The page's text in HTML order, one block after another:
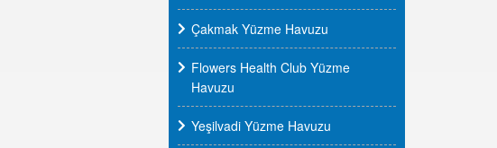
Çakmak Yüzme Havuzu
Flowers Health Club Yüzme
Havuzu
Yeşilvadi Yüzme Havuzu